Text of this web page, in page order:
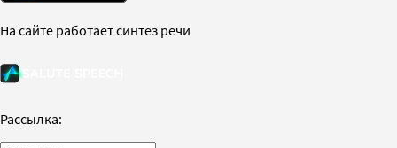
На сайте работает синтез речи
Рассылка: